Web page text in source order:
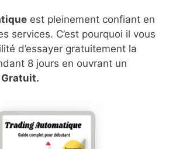
est pleinement confiant en
services. C’est pourquoi il vous
d’essayer gratuitement la
8 jours en ouvrant un